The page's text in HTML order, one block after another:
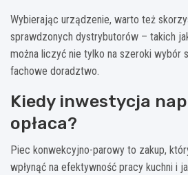
Wybierając urządzenie, warto też
sprawdzonych dystrybutorów – takich
można liczyć nie tylko na szeroki wybór
fachowe doradztwo.
Kiedy inwestycja
opłaca?
Piec konwekcyjno-parowy to zakup,
wpłynąć na efektywność pracy kuchni i